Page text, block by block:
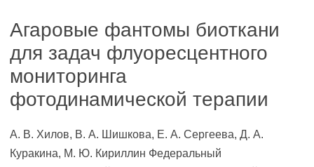
Агаровые фантомы биоткани
для задач флуоресцентного
мониторинга
фотодинамической терапии
А. В. Хилов, В. А. Шишкова, Е. А. Сергеева, Д. А.
Куракина, М. Ю. Кириллин Федеральный